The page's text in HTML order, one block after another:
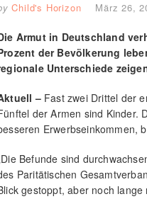
Child's Horizon März 26,
Armut in Deutschland
der Bevölkerung
Unterschiede
–Fast zwei Drittel der
der Armen sind Kinder.
Erwerbseinkommen,
Befunde sind
Paritätischen
gestoppt, aber noch